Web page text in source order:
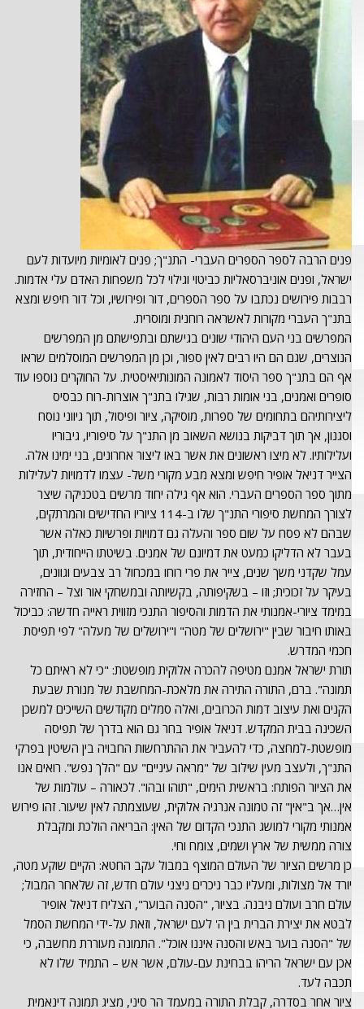
פנים הרבה לספר הספרים העברי- התנ"ך; פנים לאומיות מיועדות לעם
ישראל, ופנים אוניברסאליות כביטוי וגילוי לכל משפחות האדם עלי אדמות.
רבבות פירושים נכתבו על ספר הספרים, דור ופירושיו, וכל דור חיפש ומצא
בתנ"ך העברי מקורות לאשראה רוחנית ומוסרית.
המפרשים בני העם היהודי שונים בגישתם ובתפישתם מן המפרשים
הנוצרים, שגם הם היו רבים לאין ספור, וכן מן המפרשים המוסלמים שראו
אף הם בתנ"ך ספר היסוד לאמונה המונותיאיסטית. על החוקרים נוספו עוד
סופרים ואמנים, בני אומות רבות, שגילו בתנ"ך אוצרות-רוח כבסיס
ליצירותיהם בתחומים של ספרות, מוסיקה, ציור ופיסול, תוך גיווני נוסח
וסגנון, אך תוך דביקות בנושא השאוב מן התנ"ך על סיפוריו, גיבוריו
ועלילותיו. לא מיצו ראשונים את אשר באו ליצור אחרונים, בני ימינו אלה.
הצייר דניאל אופיר חיפש ומצא מבע מקורי משל- עצמו לדמויות לעלילות
מתוך ספר הספרים העברי. הוא אף גילה יחוד מרשים בטכניקה שיצר
לצורך המחשת סיפורי התנ"ך שלו ב-114 ציוריו החדישים והמרתקים,
שבהם לא פסח על שום ספר והעלה גם דמויות ופרשיות כאלה אשר
בעבר לא הדליקו כמעט את דמיונם של אמנים. בשיטתו הייחודית, תוך
עמל שקדני משך שנים, צייר את פרי רוחו במכחול רב צבעים וגוונים,
בעיקר על זכוכית; וזו – בשקיפותה, בקשיותה ובמשחקי אור וצל – החזירה
במימד ציורי-אמנותי את הדמות והסיפור התנכי מזווית ראייה חדשה: כביכול
באותו חיבור שבין "ירושלים של מטה" ו"ירושלים של מעלה" לפי תפיסת
חכמי המדרש.
תורת ישראל אמנם מטיפה להכרה אלוקית מופשטת: "כי לא ראיתם כל
תמונה". ברם, התורה התירה את מלאכת-המחשבת של מנורת שבעת
הקנים ואת עיצוב דמות הכרובים, ואלה סמלים מקודשים השייכים למשכן
השכינה בבית המקדש. דניאל אופיר בחר גם הוא בדרך של תפיסה
מופשטת-למחצה, כדי להעביר את ההתרחשות החבויה בין השיטין בפרקי
התנ"ך, ולעצב מעין שילוב של "מראה עיניים" עם "הלך נפש". רואים אנו
את הציור הפותח: בראשית הימים, "תוהו ובהו". לכאורה – עולמות של
אין…אך ב"אין" זה טמונה אנרגיה אלוקית, שעוצמתה לאין שיעור. זהו פירוש
אמנותי מקורי למושג התנכי הקדום של האין: הבריאה הולכת ומקבלת
צורה ממשית של ארץ ושמים, צומח וחי.
כן מרשים הציור של העולם המוצף במבול עקב החטא: הקיים שוקע מטה,
יורד אל מצולות, ומעליו כבר ניכרים ניצני עולם חדש, זה שלאחר המבול;
עולם חרב ועולם ניבנה. בציור, "הסנה הבוער", הצליח דניאל אופיר
לבטא את יצירת הברית בין ה' לעם ישראל, וזאת על-ידי המחשת הסמל
של "הסנה בוער באש והסנה איננו אוכל". התמונה מעוררת מחשבה, כי
אכן עם ישראל הריהו בבחינת עם-עולם, אשר אש – התמיד שלו לא
תכבה לעד.
ציור אחר בסדרה, קבלת התורה במעמד הר סיני, מציג תמונה דינאמית